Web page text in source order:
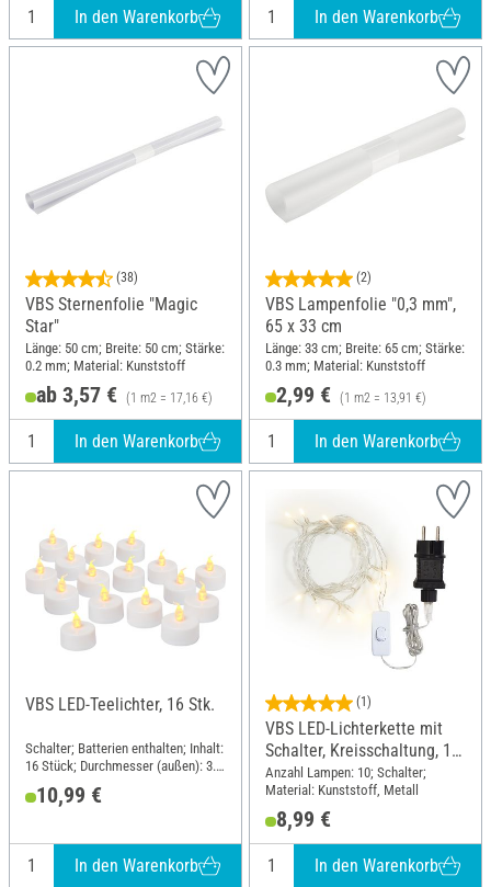
In den Warenkorb In den Warenkorb
(38)
VBS Sternenfolie "Magic
Star"
Länge: 50 cm; Breite: 50 cm; Stärke:
0.2 mm; Material: Kunststoff
ab 3,57 € (1 m2 = 17,16 €)
In den Warenkorb
(2)
VBS Lampenfolie "0,3 mm",
65 x 33 cm
Länge: 33 cm; Breite: 65 cm; Stärke:
0.3 mm; Material: Kunststoff
2,99 € (1 m2 = 13,91 €)
In den Warenkorb
VBS LED-Teelichter, 16 Stk.
Schalter; Batterien enthalten; Inhalt:
16 Stück; Durchmesser (außen): 3.5
10,99 €
In den Warenkorb
(1)
VBS LED-Lichterkette mit
Schalter, Kreisschaltung, 10
LEDs
Anzahl Lampen: 10; Schalter;
Material: Kunststoff, Metall
8,99 €
In den Warenkorb